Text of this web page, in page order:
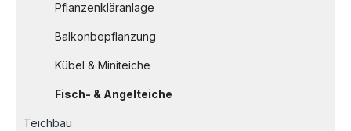
Pflanzenkläranlage
Balkonbepflanzung
Kübel & Miniteiche
Fisch- & Angelteiche
Teichbau